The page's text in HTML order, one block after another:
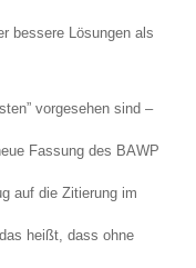
bessere Lösungen als
vorgesehen sind –
Fassung des BAWP
auf die Zitierung im
heißt, dass ohne